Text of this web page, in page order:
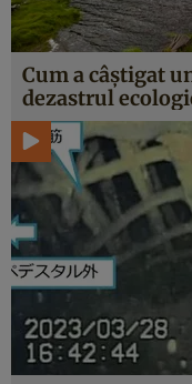
Cum a câștigat
dezastrul